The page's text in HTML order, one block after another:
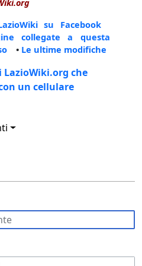
su Facebook
collegate a questa
• Le ultime modifiche
che
un cellulare